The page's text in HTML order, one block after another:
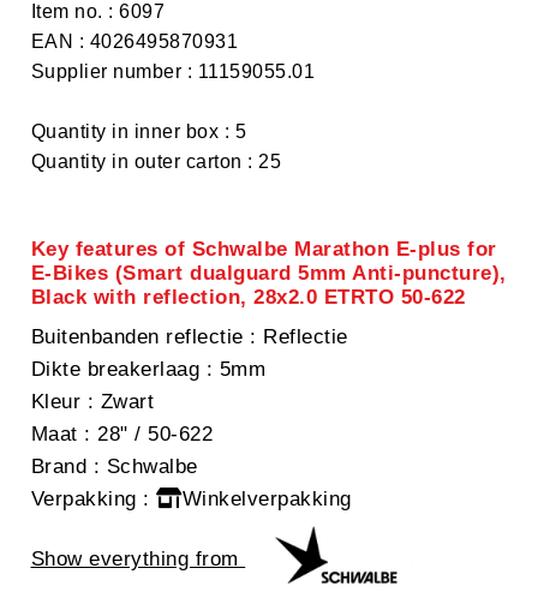
Item no. : 6097
EAN : 4026495870931
Supplier number : 11159055.01
Quantity in inner box : 5
Quantity in outer carton : 25
Key features of Schwalbe Marathon E-plus for
E-Bikes (Smart dualguard 5mm Anti-puncture),
Black with reflection, 28x2.0 ETRTO 50-622
Buitenbanden reflectie : Reflectie
Dikte breakerlaag : 5mm
Kleur : Zwart
Maat : 28" / 50-622
Brand : Schwalbe
Verpakking : Winkelverpakking
Show everything from